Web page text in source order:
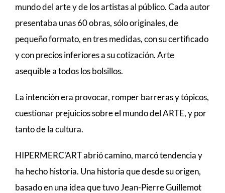
mundo del arte y de los artistas al público. Cada autor
presentaba unas 60 obras, sólo originales, de
pequeño formato, en tres medidas, con su certificado
y con precios inferiores a su cotización. Arte
asequible a todos los bolsillos.
La intención era provocar, romper barreras y tópicos,
cuestionar prejuicios sobre el mundo del ARTE, y por
tanto de la cultura.
HIPERMERC’ART abrió camino, marcó tendencia y
ha hecho historia. Una historia que desde su origen,
basado en una idea que tuvo Jean-Pierre Guillemot